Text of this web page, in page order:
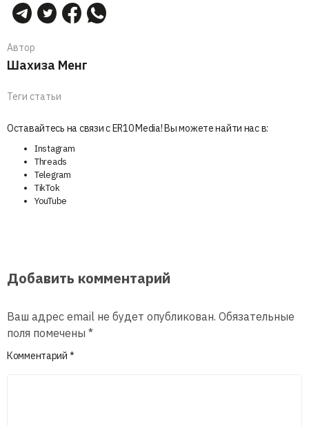
Автор
Шахиза Менг
Теги статьи
Оставайтесь на связи с ER10 Media! Вы можете найти нас в:
Instagram
Threads
Telegram
TikTok
YouTube
Добавить комментарий
Ваш адрес email не будет опубликован. Обязательные
поля помечены *
Комментарий *